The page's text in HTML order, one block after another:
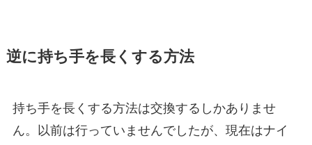
逆に持ち手を長くする方法
持ち手を長くする方法は交換するしかありませ
ん。以前は行っていませんでしたが、現在はナイ